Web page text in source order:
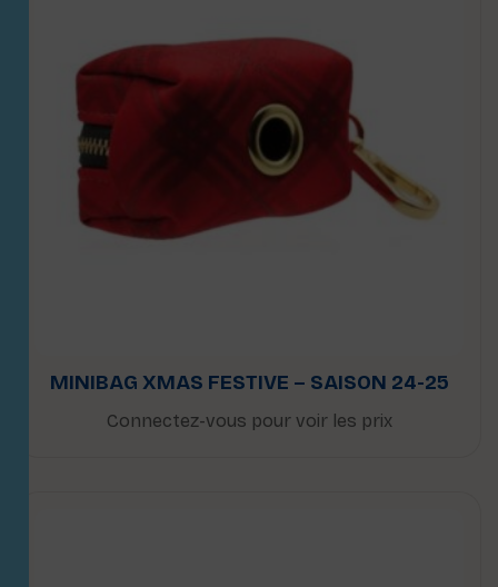
MINIBAG XMAS FESTIVE – SAISON 24-25
Connectez-vous pour voir les prix